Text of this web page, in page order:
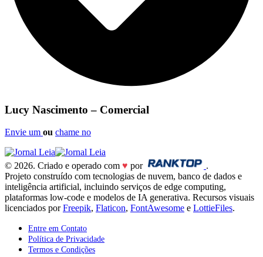
Lucy Nascimento – Comercial
Envie um ou chame no
© 2026. Criado e operado com ♥ por
.
Projeto construído com tecnologias de nuvem, banco de dados e
inteligência artificial, incluindo serviços de edge computing,
plataformas low-code e modelos de IA generativa. Recursos visuais
licenciados porFreepik, Flaticon, FontAwesome e LottieFiles.
Entre em Contato
Política de Privacidade
Termos e Condições